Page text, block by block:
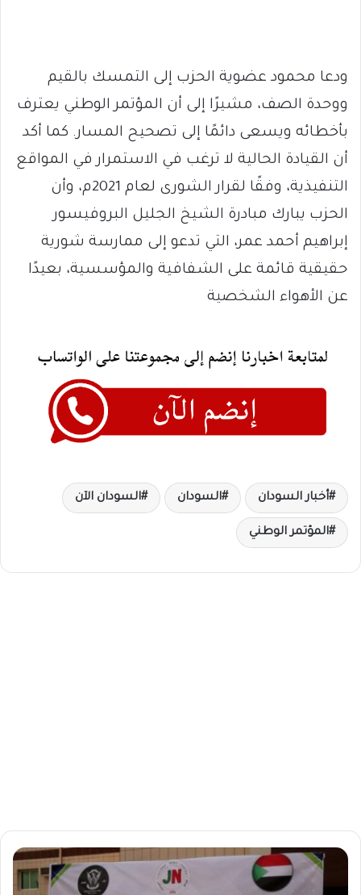
ودعا محمود عضوية الحزب إلى التمسك بالقيم
ووحدة الصف، مشيرًا إلى أن المؤتمر الوطني يعترف
بأخطائه ويسعى دائمًا إلى تصحيح المسار. كما أكد
أن القيادة الحالية لا ترغب في الاستمرار في المواقع
التنفيذية، وفقًا لقرار الشورى لعام 2021م، وأن
الحزب يبارك مبادرة الشيخ الجليل البروفيسور
إبراهيم أحمد عمر، التي تدعو إلى ممارسة شورية
حقيقية قائمة على الشفافية والمؤسسية، بعيدًا
عن الأهواء الشخصية
أخبار السودان السودان السودان الآن
المؤتمر الوطني
ص